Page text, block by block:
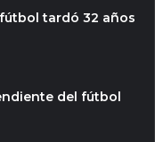
tardó 32 años
del fútbol